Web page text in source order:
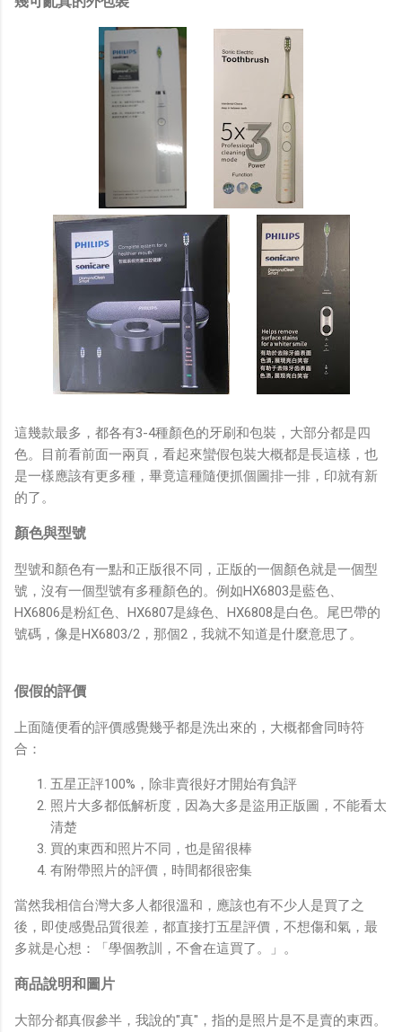
這幾款最多，都各有3-4種顏色的牙刷和包裝，大部分都是四
色。目前看前面一兩頁，看起來蠻假包裝大概都是長這樣，也
是一樣應該有更多種，畢竟這種隨便抓個圖排一排，印就有新
的了。
顏色與型號
型號和顏色有一點和正版很不同，正版的一個顏色就是一個型
號，沒有一個型號有多種顏色的。例如HX6803是藍色、
HX6806是粉紅色、HX6807是綠色、HX6808是白色。尾巴帶的
號碼，像是HX6803/2，那個2，我就不知道是什麼意思了。
假假的評價
上面隨便看的評價感覺幾乎都是洗出來的，大概都會同時符
合：
五星正評100%，除非賣很好才開始有負評
照片大多都低解析度，因為大多是盜用正版圖，不能看太
清楚
買的東西和照片不同，也是留很棒
有附帶照片的評價，時間都很密集
當然我相信台灣大多人都很溫和，應該也有不少人是買了之
後，即使感覺品質很差，都直接打五星評價，不想傷和氣，最
多就是心想：「學個教訓，不會在這買了。」。
商品說明和圖片
大部分都真假參半，我說的"真"，指的是照片是不是賣的東西。